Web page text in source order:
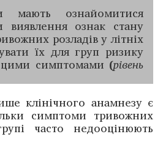
мають ознайомитися
виявлення ознак стану
розладів у літніх
їх для груп ризику
цими симптомами(рівень
клінічного анамнезу є
симптоми тривожних
часто недооцінюють